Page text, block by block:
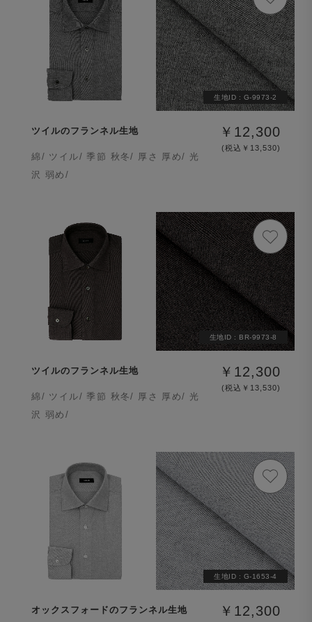
生地ID : G-9973-2
ツイルのフランネル生地
綿/ ツイル/ 季節 秋冬/ 厚さ 厚め/ 光
沢 弱め/
￥12,300
(税込￥13,530)
生地ID : BR-9973-8
ツイルのフランネル生地
綿/ ツイル/ 季節 秋冬/ 厚さ 厚め/ 光
沢 弱め/
￥12,300
(税込￥13,530)
生地ID : G-1653-4
オックスフォードのフランネル生地 ￥12,300